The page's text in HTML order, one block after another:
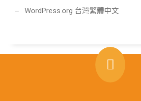
WordPress.org 台灣繁體中文